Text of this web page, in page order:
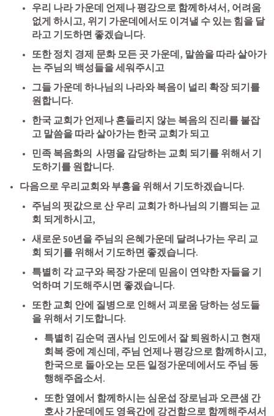
우리 나라 가운데 언제나 평강으로 함께하셔서, 어려움
없게 하시고, 위기 가운데에서도 이겨낼 수 있는 힘을 달
라고 기도하면 좋겠습니다.
또한 정치 경제 문화 모든 곳 가운데, 말씀을 따라 살아가
는 주님의 백성들을 세워주시고
그들 가운데 하나님의 나라와 복음이 널리 확장 되기를
원합니다.
한국 교회가 언제나 흔들리지 않는 복음의 진리를 붙잡
고 말씀을 따라 살아가는 한국 교회가 되고
민족 복음화의  사명을 감당하는 교회 되기를 위해서 기
도하기를 원합니다.
다음으로 우리교회와 부흥을 위해서 기도하겠습니다.
주님의 핏값으로 산 우리 교회가 하나님의 기쁨되는 교
회 되게하시고,
새로운 50년을 주님의 은혜가운데 달려나가는 우리 교
회 되기를 위해서 기도하면 좋겠습니다.
특별히 각 교구와 목장 가운데 믿음이 연약한 자들을 기
억하며 기도해주시면 좋겠습니다.
또한 교회 안에 질병으로 인해서 괴로움 당하는 성도들
을 위해서 기도합니다.
특별히 김순덕 권사님 인도에서 잘 퇴원하시고 현재
회복 중에 계신데, 주님 언제나 평강으로 함께하시고,
한국으로 돌아오는 모든 일정가운데에서도 주님 동
행해주옵소서.
또한 옆에서 함께하시는 심운섭 장로님과 오큰샘 간
호사 가운데에도 영육간에 강건함으로 함께해주셔서